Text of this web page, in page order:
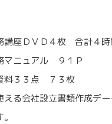
講座ＤＶＤ４枚 合計４
マニュアル ９１Ｐ
料３３点 ７３枚
える会社設立書類作成デ